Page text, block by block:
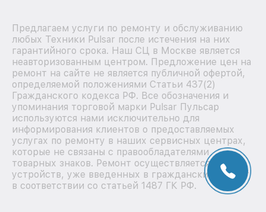
Предлагаем услуги по ремонту и обслуживанию
любых Техники Pulsar после истечения на них
гарантийного срока. Наш СЦ в Москве является
неавторизованным центром. Предложение цен на
ремонт на сайте не является публичной офертой,
определяемой положениями Статьи 437(2)
Гражданского кодекса РФ. Все обозначения и
упоминания торговой марки Pulsar Пульсар
используются нами исключительно для
информирования клиентов о предоставляемых
услугах по ремонту в наших сервисных центрах,
которые не связаны с правообладателями
товарных знаков. Ремонт осуществляется для
устройств, уже введенных в гражданский оборот
в соответствии со статьей 1487 ГК РФ.